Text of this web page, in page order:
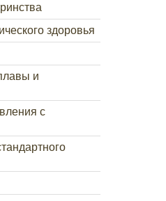
здоровья
и
с